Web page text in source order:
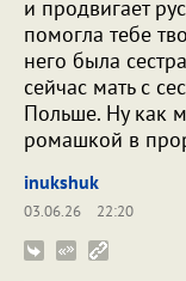
и продвигает
помогла тебе
него была
сейчас мать с
Польше. Ну как
ромашкой в
inukshuk
03.06.26
22:20